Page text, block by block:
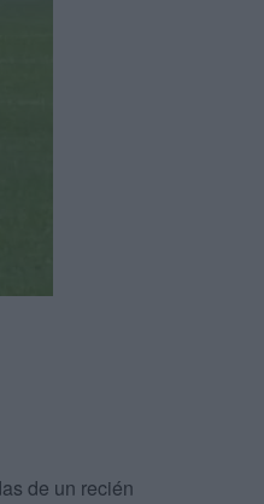
de un recién